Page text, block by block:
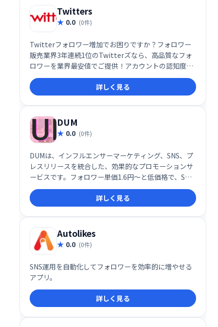
Twitters
0.0 (0件)
Twitterフォロワー増加でお困りですか？フォロワー
販売業界3年連続1位のTwitterズなら、高品質なフォ
ロワーを業界最安値でご提供！アカウントの認知度向
上やエンゲージメントの拡大に貢献します。ぜひ、
Twitterズで理想のフォロワーを獲得し、Twitter戦略
を成功させましょう！
詳しく見る
DUM
0.0 (0件)
DUMは、インフルエンサーマーケティング、SNS、プ
レスリリースを統合した、効果的なプロモーションサ
ービスです。フォロワー単価1.6円〜と低価格で、SNS
を活用した集客・ブランド認知向上を実現します。
詳しく見る
Autolikes
0.0 (0件)
SNS運用を自動化してフォロワーを効率的に増やせる
アプリ。
詳しく見る